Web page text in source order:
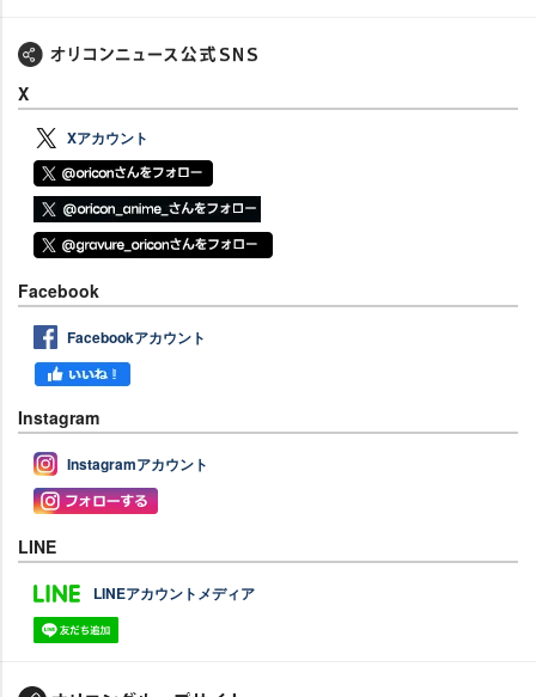
X
Xアカウント
Facebook
Facebookアカウント
Instagram
Instagramアカウント
LINE
LINEアカウントメディア